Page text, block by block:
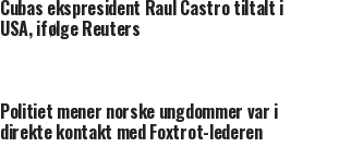
Cubas ekspresident Raul Castro tiltalt i
USA, ifølge Reuters
Politiet mener norske ungdommer var i
direkte kontakt med Foxtrot-lederen